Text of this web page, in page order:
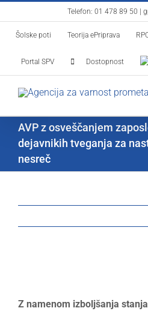
to
content
Telefon: 01 478 89 50
Šolske poti Teorija ePriprava
Portal SPV Dostopnost
AVP z osveščanjem
dejavnikih tveganja za
nesreč
Image
Z namenom izboljšanja